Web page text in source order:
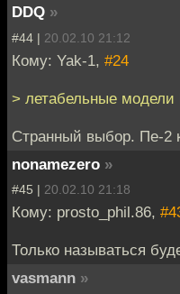
DDQ »
#44 | 20.02.10 21:12
Кому: Yak-1, #24
> летабельные модели
Странный выбор. Пе-2
nonamezero »
#45 | 20.02.10 21:18
Кому: prosto_phil.86,
Только называться
vasmann »